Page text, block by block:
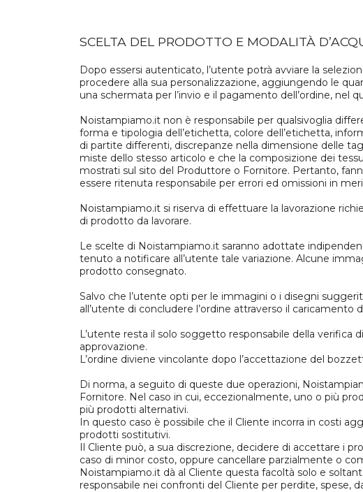
SCELTA DEL PRODOTTO E MODALITÀ
Dopo essersi autenticato, l’utente potrà avviare la
procedere alla sua personalizzazione, aggiungendo le
una schermata per l’invio e il pagamento dell’ordine, nel
Noistampiamo.it non è responsabile per qualsivoglia
forma e tipologia dell’etichetta, colore dell’etichetta,
di partite differenti, discrepanze nella dimensione delle
miste dello stesso articolo e che la composizione dei
mostrati sul sito del Produttore o Fornitore. Pertanto,
essere ritenuta responsabile per errori ed omissioni in
Noistampiamo.it si riserva di effettuare la lavorazione
di prodotto da lavorare.
Le scelte di Noistampiamo.it saranno adottate
tenuto a notificare all’utente tale variazione. Alcune
prodotto consegnato.
Salvo che l’utente opti per le immagini o i disegni
all’utente di concludere l’ordine attraverso il
L’utente resta il solo soggetto responsabile della
approvazione.
L’ordine diviene vincolante dopo l’accettazione del
Di norma, a seguito di queste due operazioni,
Fornitore. Nel caso in cui, eccezionalmente, uno o più
più prodotti alternativi.
In questo caso è possibile che il Cliente incorra in costi
prodotti sostitutivi.
Il Cliente può, a sua discrezione, decidere di accettare i
caso di minor costo, oppure cancellare parzialmente o
Noistampiamo.it dà al Cliente questa facoltà solo e
responsabile nei confronti del Cliente per perdite, spese,